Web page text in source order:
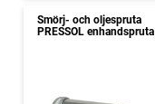
Smörj- och oljespruta
PRESSOL enhandspruta